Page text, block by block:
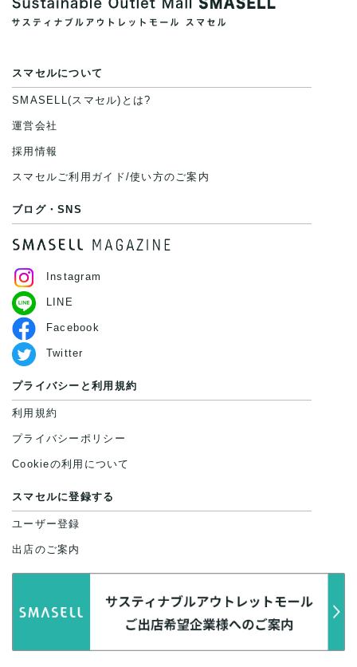
スマセルについて
SMASELL(スマセル)とは?
運営会社
採用情報
スマセルご利用ガイド/使い方のご案内
ブログ・SNS
Instagram
LINE
Facebook
Twitter
プライバシーと利用規約
利用規約
プライバシーポリシー
Cookieの利用について
スマセルに登録する
ユーザー登録
出店のご案内